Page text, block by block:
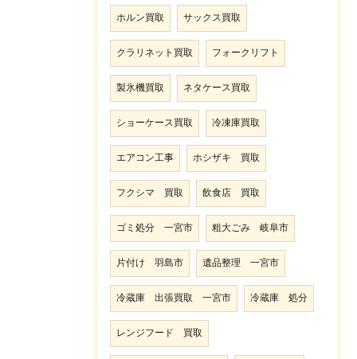
ホルン買取 サックス買取
クラリネット買取 フォークリフト
製氷機買取 ネタケース買取
ショーケース買取 冷凍庫買取
エアコン工事 ホシザキ 買取
フクシマ 買取 飲食店 買取
ゴミ処分 一宮市 粗大ごみ 岐阜市
片付け 羽島市 遺品整理 一宮市
冷蔵庫 出張買取 一宮市 冷蔵庫 処分
レンジフード 買取